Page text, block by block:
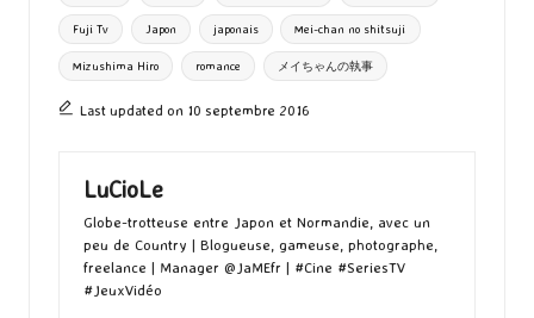
k n
g
er
Fuji Tv Japon japonais Mei-chan no shitsuji
Mizushima Hiro romance メイちゃんの執事
Last updated on 10 septembre 2016
LuCioLe
Globe-trotteuse entre Japon et Normandie, avec un
peu de Country | Blogueuse, gameuse, photographe,
freelance | Manager @JaMEfr | #Cine #SeriesTV
#JeuxVidéo